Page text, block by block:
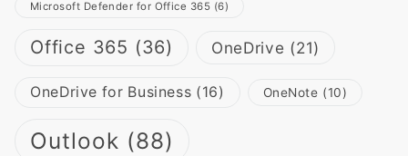
Microsoft Defender for Office 365 (6)
Office 365 (36) OneDrive (21)
OneDrive for Business (16) OneNote (10)
Outlook (88)